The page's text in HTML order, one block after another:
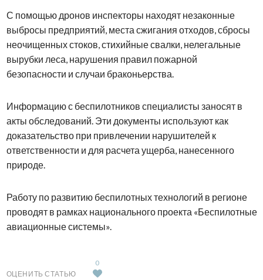
С помощью дронов инспекторы находят незаконные
выбросы предприятий, места сжигания отходов, сбросы
неочищенных стоков, стихийные свалки, нелегальные
вырубки леса, нарушения правил пожарной
безопасности и случаи браконьерства.
Информацию с беспилотников специалисты заносят в
акты обследований. Эти документы используют как
доказательство при привлечении нарушителей к
ответственности и для расчета ущерба, нанесенного
природе.
Работу по развитию беспилотных технологий в регионе
проводят в рамках национального проекта «Беспилотные
авиационные системы».
ОЦЕНИТЬ СТАТЬЮ
0